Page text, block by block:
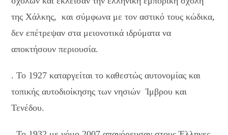
της Χάλκης, και σύμφωνα με τον αστικό τους κώδικα,
δεν επέτρεψαν στα μειονοτικά ιδρύματα να
αποκτήσουν περιουσία.
. Το 1927 καταργείται το καθεστώς αυτονομίας και
τοπικής αυτοδιοίκησης των νησιών Ίμβρου και
Τενέδου.